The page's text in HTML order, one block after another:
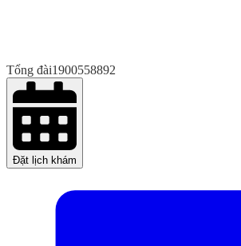
Tổng đài1900558892
Đặt lịch khám